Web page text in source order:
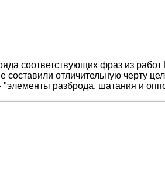
соответствующих фраз из
отличительную черту
разброда, шатания и